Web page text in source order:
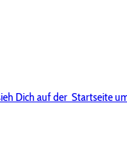
Dich auf der Startseite